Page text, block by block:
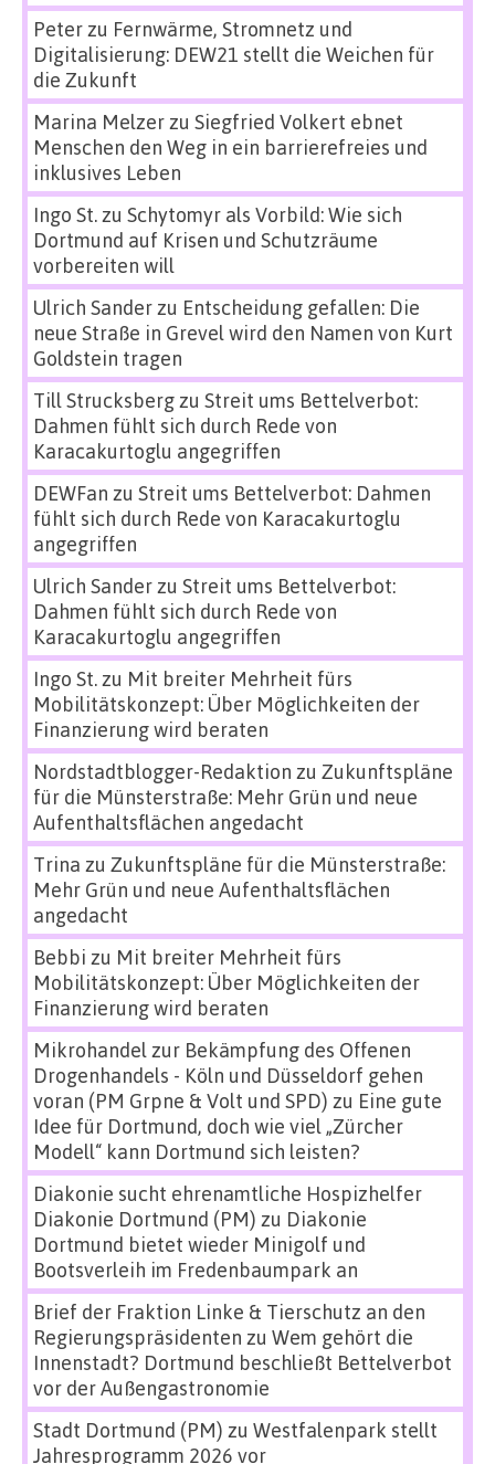
Peterzu Fernwärme, Stromnetz und
Digitalisierung: DEW21 stellt die Weichen für
die Zukunft
Marina Melzerzu Siegfried Volkert ebnet
Menschen den Weg in ein barrierefreies und
inklusives Leben
Ingo St.zu Schytomyr als Vorbild: Wie sich
Dortmund auf Krisen und Schutzräume
vorbereiten will
Ulrich Sanderzu Entscheidung gefallen: Die
neue Straße in Grevel wird den Namen von Kurt
Goldstein tragen
Till Strucksbergzu Streit ums Bettelverbot:
Dahmen fühlt sich durch Rede von
Karacakurtoglu angegriffen
DEWFan zu Streit ums Bettelverbot: Dahmen
fühlt sich durch Rede von Karacakurtoglu
angegriffen
Ulrich Sanderzu Streit ums Bettelverbot:
Dahmen fühlt sich durch Rede von
Karacakurtoglu angegriffen
Ingo St.zu Mit breiter Mehrheit fürs
Mobilitätskonzept: Über Möglichkeiten der
Finanzierung wird beraten
Nordstadtblogger-Redaktion zu Zukunftspläne
für die Münsterstraße: Mehr Grün und neue
Aufenthaltsflächen angedacht
Trina zu Zukunftspläne für die Münsterstraße:
Mehr Grün und neue Aufenthaltsflächen
angedacht
Bebbi zu Mit breiter Mehrheit fürs
Mobilitätskonzept: Über Möglichkeiten der
Finanzierung wird beraten
Mikrohandel zur Bekämpfung des Offenen
Drogenhandels - Köln und Düsseldorf gehen
voran (PM Grpne & Volt und SPD) zu Eine gute
Idee für Dortmund, doch wie viel „Zürcher
Modell“ kann Dortmund sich leisten?
Diakonie sucht ehrenamtliche Hospizhelfer
Diakonie Dortmund (PM) zu Diakonie
Dortmund bietet wieder Minigolf und
Bootsverleih im Fredenbaumpark an
Brief der Fraktion Linke & Tierschutz an den
Regierungspräsidenten zu Wem gehört die
Innenstadt? Dortmund beschließt Bettelverbot
vor der Außengastronomie
Stadt Dortmund (PM) zu Westfalenpark stellt
Jahresprogramm 2026 vor